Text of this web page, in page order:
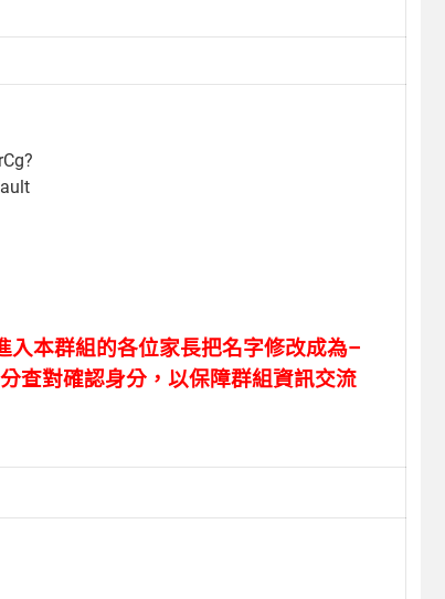
入本群組的各位家長把名字修改成為–
查對確認身分，以保障群組資訊交流